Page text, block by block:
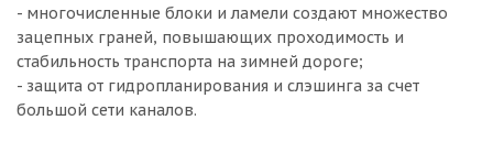
- многочисленные блоки и ламели создают множество
зацепных граней, повышающих проходимость и
стабильность транспорта на зимней дороге;
- защита от гидропланирования и слэшинга за счет
большой сети каналов.